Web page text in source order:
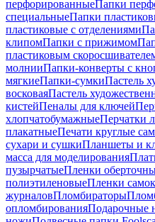
перфорированныеПапки
специальныеПапки
пластиковые с отделениями
клипомПапки с прижимом
пластиковым
молнииПапки-конверты с
мягкиеПапки-сумкиПастель
восковаяПастель
кистейПеналы для ключей
хлопчатобумажныеПерчатки
плакатныеПечати круглые
сухари и сушкиПланшеты и
масса для моделирования
пузырчатыеПленки
полиэтиленовыеПленки
журналовПломбираторы
опломбированияПодарочные